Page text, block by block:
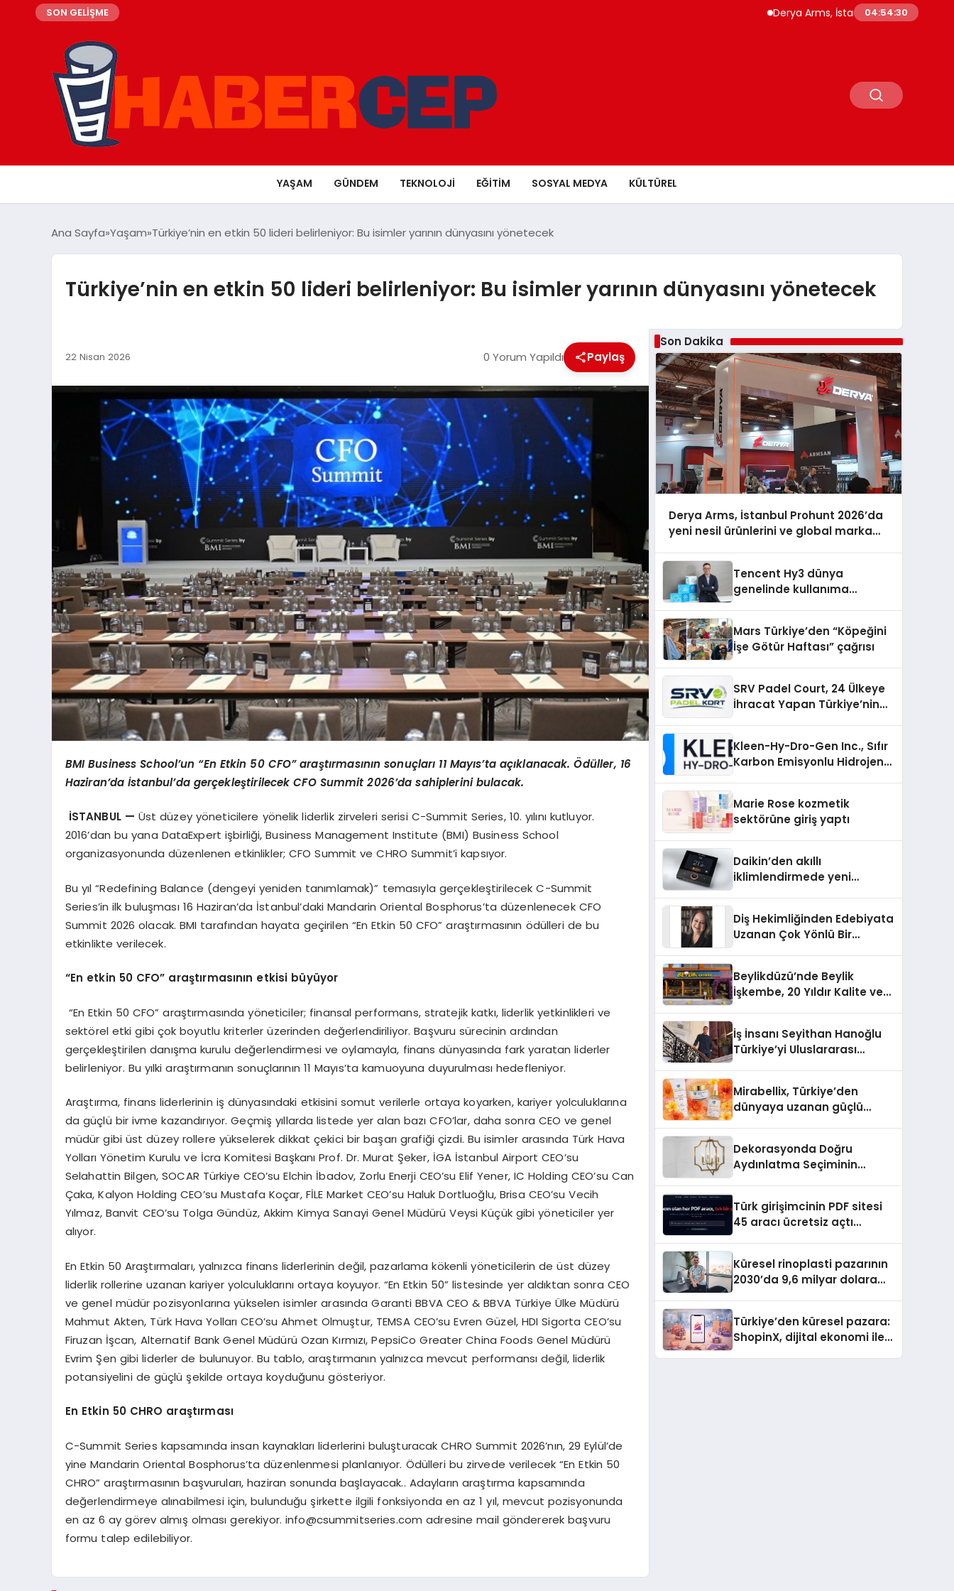
SON GELİŞME Derya Arms, İstanbul Prohunt 2026’da
04:54:31
YAŞAM GÜNDEM TEKNOLOJI EĞITIM SOSYAL MEDYA KÜLTÜREL
Ana Sayfa Yaşam Türkiye’nin en etkin 50 lideri belirleniyor: Bu isimler yarının dünyasını yönetecek
Türkiye’nin en etkin 50 lideri belirleniyor: Bu isimler yarının dünyasını yönetecek
22 Nisan 2026 0 Yorum Yapıldı Paylaş
BMI Business School’un “En Etkin 50 CFO” araştırmasının sonuçları 11 Mayıs’ta açıklanacak. Ödüller, 16
Haziran’daİstanbul’da gerçekleştirilecek CFO Summit 2026’da sahiplerini bulacak.
İSTANBUL — Üst düzey yöneticilere yönelik liderlik zirveleri serisi C-Summit Series, 10. yılını kutluyor.
2016’dan bu yana DataExpert işbirliği, Business Management Institute (BMI) Business School
organizasyonunda düzenlenen etkinlikler; CFO Summit ve CHRO Summit’i kapsıyor.
Bu yıl “Redefining Balance (dengeyi yeniden tanımlamak)” temasıyla gerçekleştirilecek C-Summit
Series’in ilk buluşması 16 Haziran’da İstanbul’daki Mandarin Oriental Bosphorus’ta düzenlenecek CFO
Summit 2026 olacak. BMI tarafından hayata geçirilen “En Etkin 50 CFO” araştırmasının ödülleri de bu
etkinlikte verilecek.
“En etkin 50 CFO” araştırmasının etkisi büyüyor
“En Etkin 50 CFO” araştırmasında yöneticiler; finansal performans, stratejik katkı, liderlik yetkinlikleri ve
sektörel etki gibi çok boyutlu kriterler üzerinden değerlendiriliyor. Başvuru sürecinin ardından
gerçekleştirilen danışma kurulu değerlendirmesi ve oylamayla, finans dünyasında fark yaratan liderler
belirleniyor. Bu yılki araştırmanın sonuçlarının 11 Mayıs’ta kamuoyuna duyurulması hedefleniyor.
Araştırma, finans liderlerinin iş dünyasındaki etkisini somut verilerle ortaya koyarken, kariyer yolculuklarına
da güçlü bir ivme kazandırıyor. Geçmiş yıllarda listede yer alan bazı CFO’lar, daha sonra CEO ve genel
müdür gibi üst düzey rollere yükselerek dikkat çekici bir başarı grafiği çizdi. Bu isimler arasında Türk Hava
Yolları Yönetim Kurulu ve İcra Komitesi Başkanı Prof. Dr. Murat Şeker, İGA İstanbul Airport CEO’su
Selahattin Bilgen, SOCAR Türkiye CEO’su Elchin İbadov, Zorlu Enerji CEO’su Elif Yener, IC Holding CEO’su Can
Çaka, Kalyon Holding CEO’su Mustafa Koçar, FİLE Market CEO’su Haluk Dortluoğlu, Brisa CEO’su Vecih
Yılmaz, Banvit CEO’su Tolga Gündüz, Akkim Kimya Sanayi Genel Müdürü Veysi Küçük gibi yöneticiler yer
alıyor.
En Etkin 50 Araştırmaları, yalnızca finans liderlerinin değil, pazarlama kökenli yöneticilerin de üst düzey
liderlik rollerine uzanan kariyer yolculuklarını ortaya koyuyor. “En Etkin 50” listesinde yer aldıktan sonra CEO
ve genel müdür pozisyonlarına yükselen isimler arasında Garanti BBVA CEO & BBVA Türkiye Ülke Müdürü
Mahmut Akten, Türk Hava Yolları CEO’su Ahmet Olmuştur, TEMSA CEO’su Evren Güzel, HDI Sigorta CEO’su
Firuzan İşcan, Alternatif Bank Genel Müdürü Ozan Kırmızı, PepsiCo Greater China Foods Genel Müdürü
Evrim Şen gibi liderler de bulunuyor. Bu tablo, araştırmanın yalnızca mevcut performansı değil, liderlik
potansiyelini de güçlü şekilde ortaya koyduğunu gösteriyor.
En Etkin 50 CHRO araştırması
C-Summit Series kapsamında insan kaynakları liderlerini buluşturacak CHRO Summit 2026’nın, 29 Eylül’de
yine Mandarin Oriental Bosphorus’ta düzenlenmesi planlanıyor. Ödülleri bu zirvede verilecek “En Etkin 50
CHRO” araştırmasının başvuruları, haziran sonunda başlayacak.. Adayların araştırma kapsamında
değerlendirmeye alınabilmesi için, bulunduğu şirkette ilgili fonksiyonda en az 1 yıl, mevcut pozisyonunda
en az 6 ay görev almış olması gerekiyor. info@csummitseries.com adresine mail göndererek başvuru
formu talep edilebiliyor.
Son Dakika
Derya Arms, İstanbul Prohunt 2026’da
yeni nesil ürünlerini ve global marka
Tencent Hy3 dünya
genelinde kullanıma
Mars Türkiye’den “Köpeğini
İşe Götür Haftası” çağrısı
SRV Padel Court, 24 Ülkeye
İhracat Yapan Türkiye’nin
Kleen-Hy-Dro-Gen Inc., Sıfır
Karbon Emisyonlu Hidrojen
Aldı
Marie Rose kozmetik
sektörüne giriş yaptı
Daikin’den akıllı
iklimlendirmede yeni
Diş Hekimliğinden Edebiyata
Uzanan Çok Yönlü Bir
Beylikdüzü’nde Beylik
İşkembe, 20 Yıldır Kalite ve
İş İnsanı Seyithan Hanoğlu
Türkiye’yi Uluslararası
Mirabellix, Türkiye’den
dünyaya uzanan güçlü
Dekorasyonda Doğru
Aydınlatma Seçiminin
Türk girişimcinin PDF sitesi
45 aracı ücretsiz açtı
Küresel rinoplasti pazarının
2030’da 9,6 milyar dolara
Türkiye’den küresel pazara:
ShopinX, dijital ekonomi ile